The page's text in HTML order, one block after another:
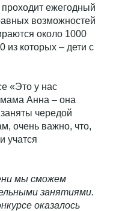
проходит ежегодный
возможностей
около 1000
из которых – дети с
«Это у нас
Анна – она
чередой
очень важно, что,
учатся
мы сможем
занятиями.
оказалось